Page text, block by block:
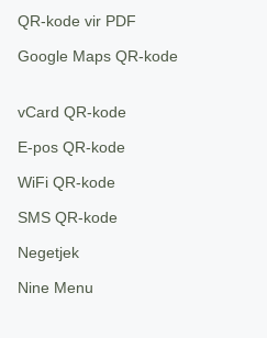
QR-kode vir PDF
Google Maps QR-kode
vCard QR-kode
E-pos QR-kode
WiFi QR-kode
SMS QR-kode
Negetjek
Nine Menu